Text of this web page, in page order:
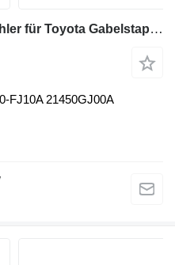
Maximus NCP2048 Motorkühler für Toyota Gabelstapler
FJ10A 21450GJ00A